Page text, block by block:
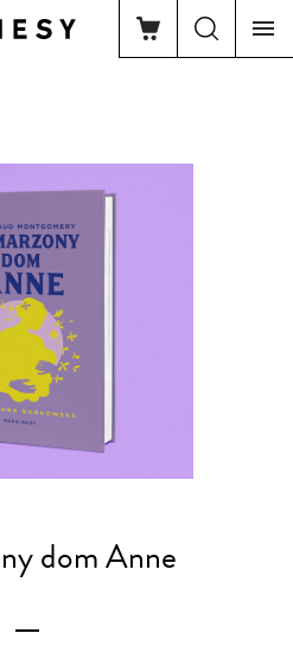
dom Anne